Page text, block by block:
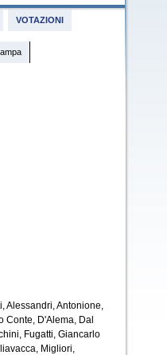
VOTAZIONI
Alessandri, Antonione,
Conte, D'Alema, Dal
Fugatti, Giancarlo
Migliori,